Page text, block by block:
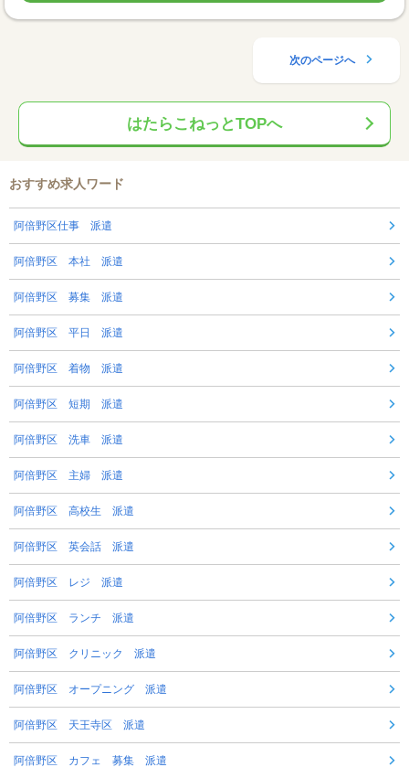
次のページへ
はたらこねっとTOPへ
おすすめ求人ワード
阿倍野区仕事 派遣
阿倍野区 本社 派遣
阿倍野区 募集 派遣
阿倍野区 平日 派遣
阿倍野区 着物 派遣
阿倍野区 短期 派遣
阿倍野区 洗車 派遣
阿倍野区 主婦 派遣
阿倍野区 高校生 派遣
阿倍野区 英会話 派遣
阿倍野区 レジ 派遣
阿倍野区 ランチ 派遣
阿倍野区 クリニック 派遣
阿倍野区 オープニング 派遣
阿倍野区 天王寺区 派遣
阿倍野区 カフェ 募集 派遣